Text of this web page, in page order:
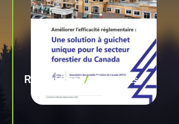
Ressources / Rapports